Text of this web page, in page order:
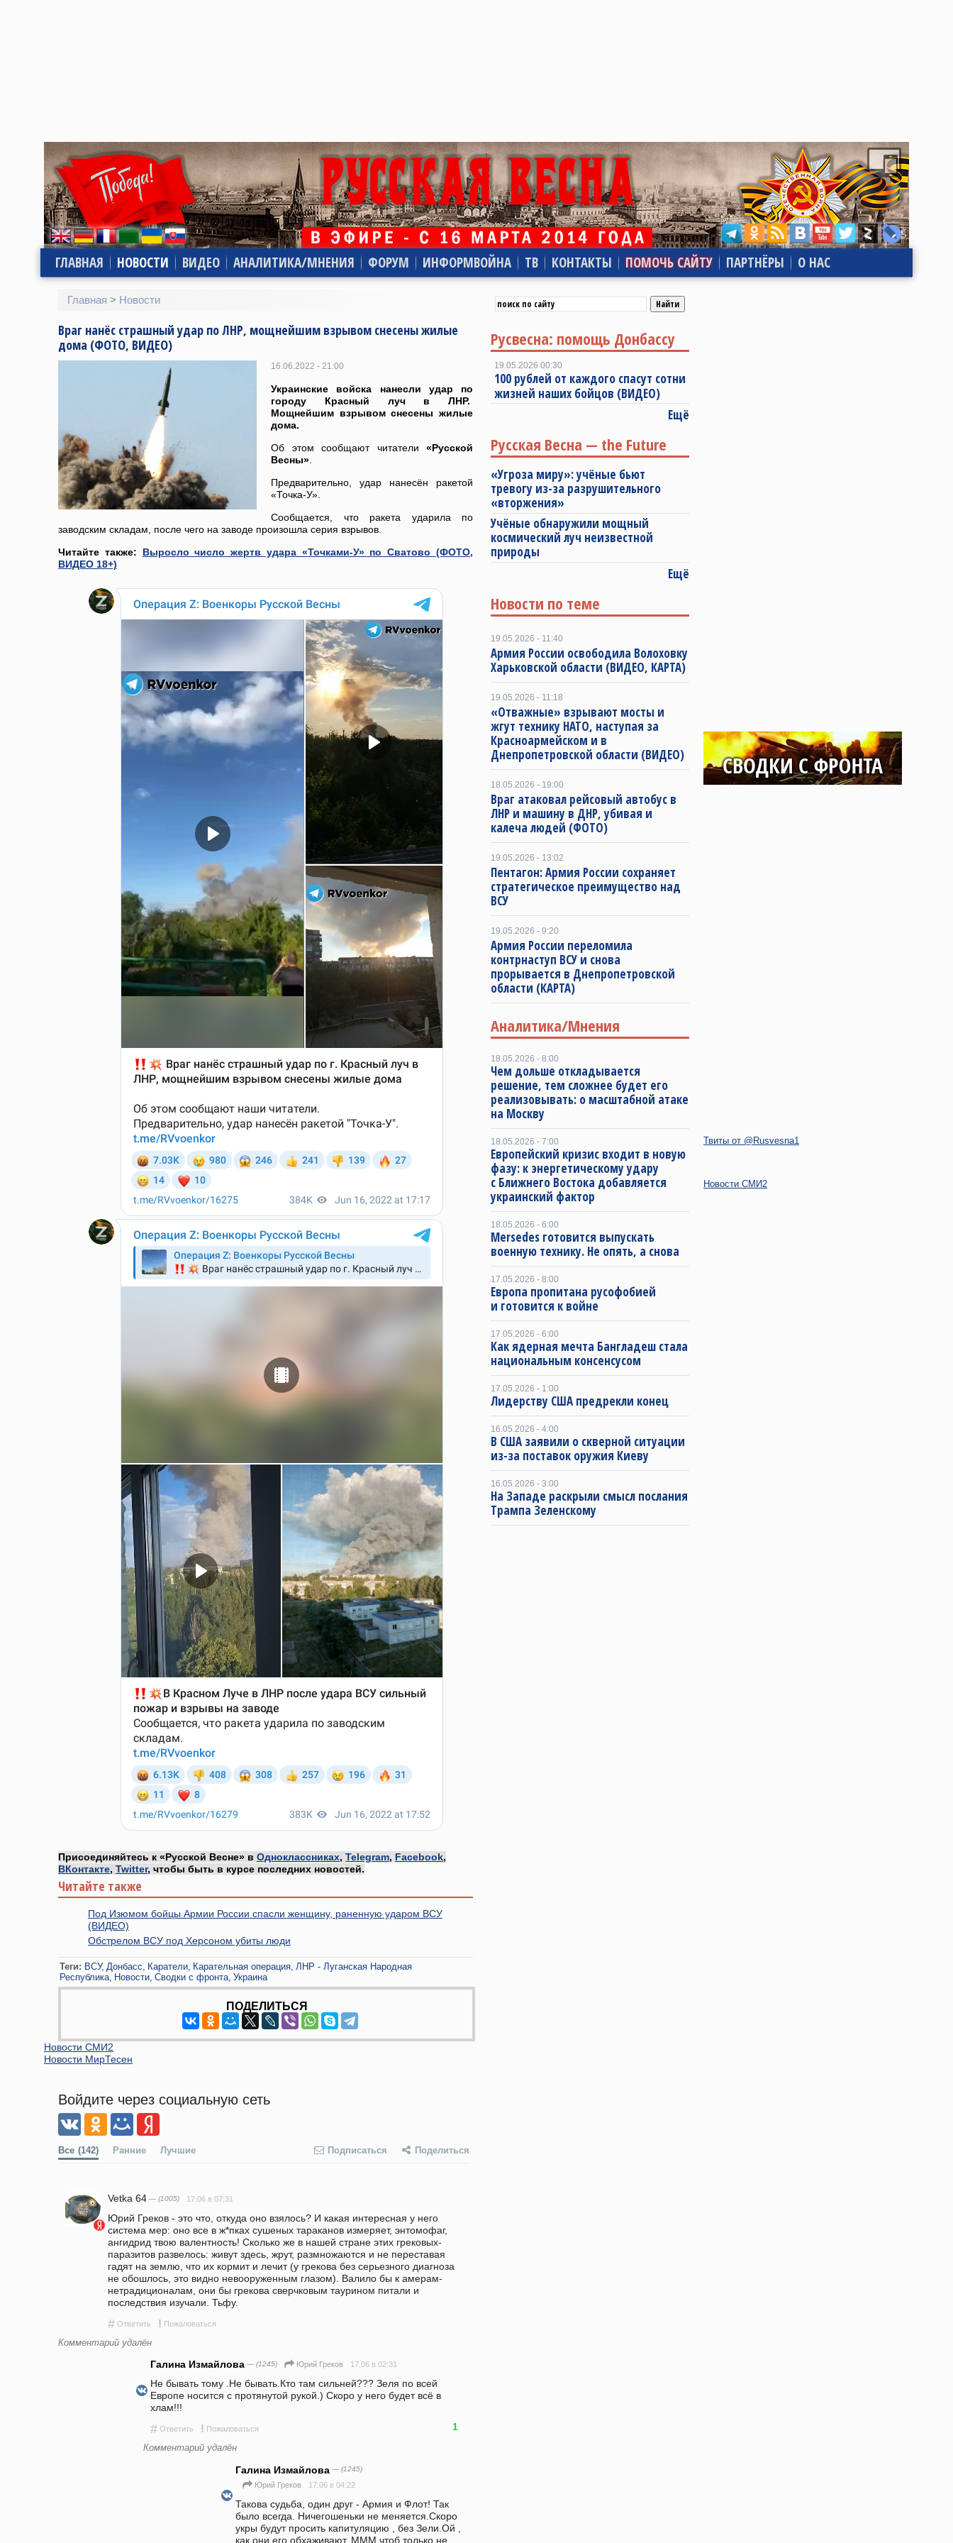
ГЛАВНАЯ НОВОСТИ ВИДЕО АНАЛИТИКА/МНЕНИЯ ФОРУМ ИНФОРМВОЙНА ТВ КОНТАКТЫ ПОМОЧЬ САЙТУ ПАРТНЁРЫ О НАС
Главная > Новости
Враг нанёс страшный удар по ЛНР, мощнейшим взрывом снесены жилые
дома (ФОТО, ВИДЕО)
16.06.2022 - 21:00
Украинские войска нанесли удар по
городу Красный луч в ЛНР.
Мощнейшим взрывом снесены жилые
дома.
Об этом сообщают читатели «Русской
Весны»
Предварительно, удар нанесён ракетой
«Точка-У».
Сообщается, что ракета ударила по
заводским складам, после чего на заводе произошла серия взрывов.
Читайте также: Выросло число жертв удара «Точками-У» по Сватово (ФОТО,
ВИДЕО 18+)
Присоединяйтесь к «Русской Весне» в Одноклассниках, Telegram, Facebook,
ВКонтакте, Twitter, чтобы быть в курсе последних новостей.
Читайте также
Под Изюмом бойцы Армии России спасли женщину, раненную ударом ВСУ
(ВИДЕО)
Обстрелом ВСУ под Херсоном убиты люди
Теги: ВСУ Донбасс Каратели Карательная операция ЛНР - Луганская Народная
Республика Новости Сводки с фронта Украина
ПОДЕЛИТЬСЯ
Новости СМИ2
Новости МирТесен
Войдите через социальную сеть
Все (142) Ранние Лучшие Подписаться Поделиться
Vetka 64 — (1005) 17.06 в 07:31
Юрий Греков - это что, откуда оно взялось? И какая интересная у него
система мер: оно все в ж*пках сушеных тараканов измеряет, энтомофаг,
ангидрид твою валентность! Сколько же в нашей стране этих грековых-
паразитов развелось: живут здесь, жрут, размножаются и не переставая
гадят на землю, что их кормит и лечит (у грекова без серьезного диагноза
не обошлось, это видно невооруженным глазом). Валило бы к амерам-
нетрадиционалам, они бы грекова сверчковым таурином питали и
последствия изучали. Тьфу.
# Ответить ! Пожаловаться
Комментарий удалён
Галина Измайлова — (1245) Юрий Греков 17.06 в 02:31
Не бывать тому .Не бывать.Кто там сильней??? Зеля по всей
Европе носится с протянутой рукой.) Скоро у него будет всё в
хлам!!!
# Ответить ! Пожаловаться 1
Комментарий удалён
Галина Измайлова — (1245)
Юрий Греков 17.06 в 04:22
Такова судьба, один друг - Армия и Флот! Так
было всегда. Ничегошеньки не меняется.Скоро
укры будут просить капитуляцию , без Зели.Ой ,
как они его обхаживают, МММ,чтоб только не
Русвесна: помощь Донбассу
19.05.2026 00:30
100 рублей от каждого спасут сотни
жизней наших бойцов (ВИДЕО)
Ещё
Русская Весна — the Future
«Угроза миру»: учёные бьют
тревогу из-за разрушительного
«вторжения»
Учёные обнаружили мощный
космический луч неизвестной
природы
Ещё
Новости по теме
19.05.2026 - 11:40
Армия России освободила Волоховку
Харьковской области (ВИДЕО, КАРТА)
19.05.2026 - 11:18
«Отважные» взрывают мосты и
жгут технику НАТО, наступая за
Красноармейском и в
Днепропетровской области (ВИДЕО)
18.05.2026 - 19:00
Враг атаковал рейсовый автобус в
ЛНР и машину в ДНР, убивая и
калеча людей (ФОТО)
19.05.2026 - 13:02
Пентагон: Армия России сохраняет
стратегическое преимущество над
ВСУ
19.05.2026 - 9:20
Армия России переломила
контрнаступ ВСУ и снова
прорывается в Днепропетровской
области (КАРТА)
Аналитика/Мнения
18.05.2026 - 8:00
Чем дольше откладывается
решение, тем сложнее будет его
реализовывать: о масштабной атаке
на Москву
18.05.2026 - 7:00
Европейский кризис входит в новую
фазу: к энергетическому удару
с Ближнего Востока добавляется
украинский фактор
18.05.2026 - 6:00
Mersedes готовится выпускать
военную технику. Не опять, а снова
17.05.2026 - 8:00
Европа пропитана русофобией
и готовится к войне
17.05.2026 - 6:00
Как ядерная мечта Бангладеш стала
национальным консенсусом
17.05.2026 - 1:00
Лидерству США предрекли конец
16.05.2026 - 4:00
В США заявили о скверной ситуации
из-за поставок оружия Киеву
16.05.2026 - 3:00
На Западе раскрыли смысл послания
Трампа Зеленскому
Твиты от @Rusvesna1
Новости СМИ2